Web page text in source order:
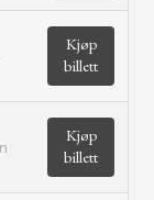
Kjøp
billett
Kjøp
billett